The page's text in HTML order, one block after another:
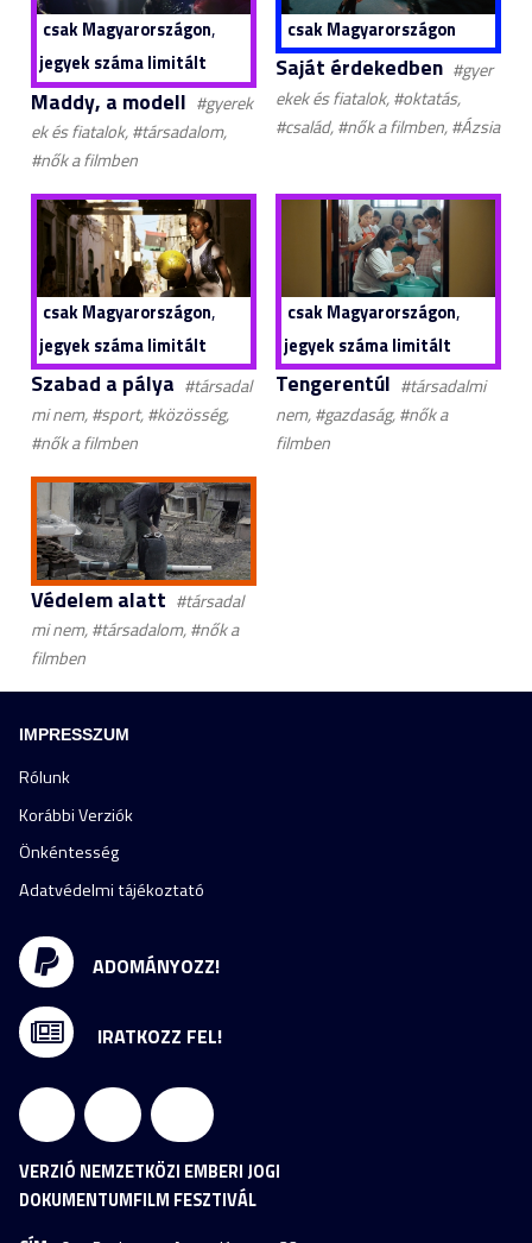
csak Magyarországon,
jegyek száma limitált
Maddy, a modell #gyerek
ek és fiatalok, #társadalom,
#nők a filmben
csak Magyarországon
Saját érdekedben #gyer
ekek és fiatalok, #oktatás,
#család, #nők a filmben, #Ázsia
csak Magyarországon,
jegyek száma limitált
Szabad a pálya #társadal
mi nem, #sport, #közösség,
#nők a filmben
csak Magyarországon,
jegyek száma limitált
Tengerentúl #társadalmi
nem, #gazdaság, #nők a
filmben
Védelem alatt #társadal
mi nem, #társadalom, #nők a
filmben
VERZIÓ NEMZETKÖZI EMBERI JOGI
DOKUMENTUMFILM FESZTIVÁL
ADOMÁNYOZZ!
IRATKOZZ FEL!
IMPRESSZUM
Rólunk
Korábbi Verziók
Önkéntesség
Adatvédelmi tájékoztató